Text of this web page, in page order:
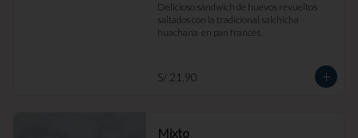
Delicioso sándwich de huevos revueltos
saltados con la tradicional salchicha
huachana  en pan francés.
S/ 21.90
Mixto